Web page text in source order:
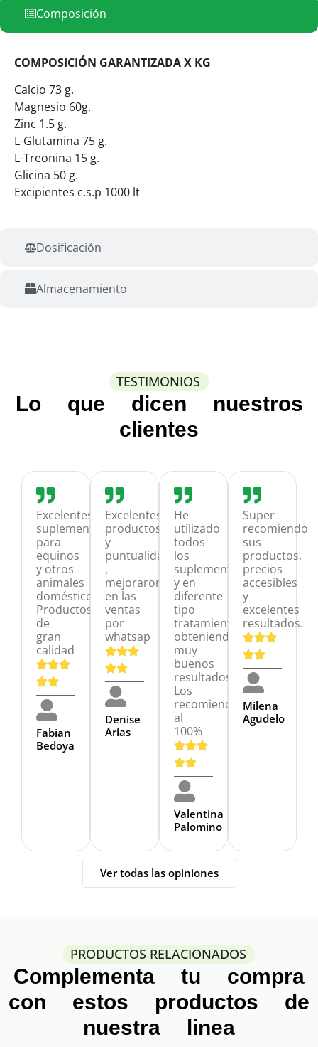
Composición
Dosificación
Almacenamiento
COMPOSICIÓN GARANTIZADA X KG
Calcio 73 g.
Magnesio 60g.
Zinc 1.5 g.
L-Glutamina 75 g.
L-Treonina 15 g.
Glicina 50 g.
Excipientes c.s.p 1000 lt
TESTIMONIOS
Lo que dicen nuestros
clientes
Excelentes
suplementos
para
equinos
y otros
animales
domésticos.
Productos
de
gran
calidad
Fabian
Bedoya
Excelentes
productos
y
puntualidad
,
mejoraron
en las
ventas
por
whatsap
Denise
Arias
He
utilizado
todos
los
suplementos
y en
diferente
tipo
tratamiento
obteniendo
muy
buenos
resultados.
Los
recomiendo
al
100%
Valentina
Palomino
Super
recomiendo
sus
productos,
precios
accesibles
y
excelentes
resultados.
Milena
Agudelo
Ver todas las opiniones
PRODUCTOS RELACIONADOS
Complementa tu compra
con estos productos de
nuestra linea